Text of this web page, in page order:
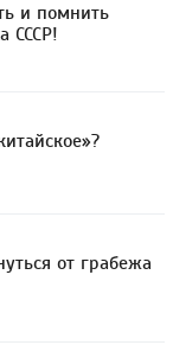
и помнить
СССР!
от грабежа